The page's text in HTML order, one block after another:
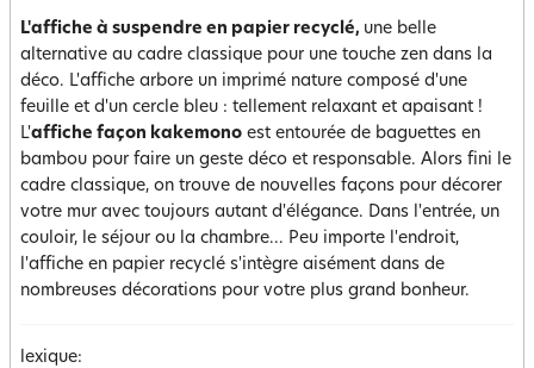
L'affiche à suspendre en papier recyclé, une belle
alternative au cadre classique pour une touche zen dans la
déco. L'affiche arbore un imprimé nature composé d'une
feuille et d'un cercle bleu : tellement relaxant et apaisant !
L'affiche façon kakemono est entourée de baguettes en
bambou pour faire un geste déco et responsable. Alors fini le
cadre classique, on trouve de nouvelles façons pour décorer
votre mur avec toujours autant d'élégance. Dans l'entrée, un
couloir, le séjour ou la chambre... Peu importe l'endroit,
l'affiche en papier recyclé s'intègre aisément dans de
nombreuses décorations pour votre plus grand bonheur.
lexique: